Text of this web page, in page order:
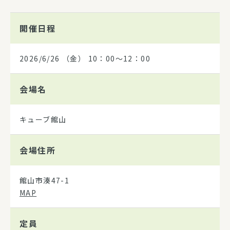
開催日程
2026/6/26 （金） 10：00～12：00
会場名
キューブ館山
会場住所
館山市湊47-1
MAP
定員